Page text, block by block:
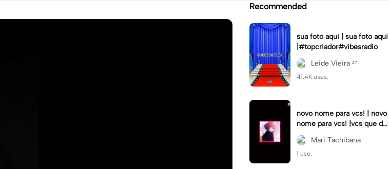
Recommended
sua foto aqui | sua foto aqui
|#topcriador#vibesradio
Leide Vieira ᶻ⁷
41.4K uses.
novo nome para vcs! | novo
nome para vcs! |vcs que de
cidem! :3 #tokyo_revenger
s #hinatatachibana
Mari Tachibana
1 use.